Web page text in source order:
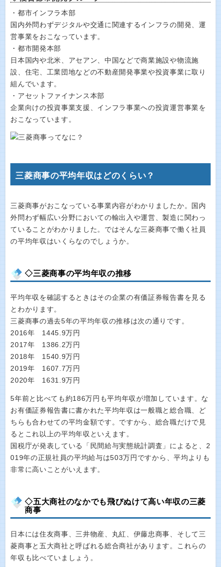
・都市インフラ本部
国内外問わずデジタルや交通に関連するインフラの開発、運
営事業をおこなっています。
・都市開発本部
日本国内や北米、アセアン、中国などで商業施設や物流施
設、住宅、工業団地などの不動産開発事業や投資事業に取り
組んでいます。
・アセットファイナンス本部
企業向けの投資事業支援、インフラ事業への投資運営事業を
おこなっています。
三菱商事の平均年収はどのくらい？
三菱商事がおこなっている事業内容がわかりましたか。国内
外問わず幅広い分野においての輸出入や運営、製造に関わっ
ていることがわかりました。ではそんな三菱商事で働く社員
の平均年収はいくらなのでしょうか。
◇三菱商事の平均年収の推移
平均年収を確認するときはその企業の有価証券報告書を見る
とわかります。
三菱商事の過去5年の平均年収の推移は次の通りです。
2016年 1445.9万円
2017年 1386.2万円
2018年 1540.9万円
2019年 1607.7万円
2020年 1631.9万円
5年前と比べても約186万円も平均年収が増加しています。な
お有価証券報告書に書かれた平均年収は一般職と総合職、ど
ちらも合わせての平均金額です。ですから、総合職だけで見
るとこれ以上の平均年収といえます。
国税庁が発表している「民間給与実態統計調査」によると、2
019年の正規社員の平均給与は503万円ですから、平均よりも
非常に高いことがいえます。
◇五大商社のなかでも飛びぬけて高い年収の三菱
商事
日本には住友商事、三井物産、丸紅、伊藤忠商事、そして三
菱商事と五大商社と呼ばれる総合商社があります。これらの
年収も比べていましょう。